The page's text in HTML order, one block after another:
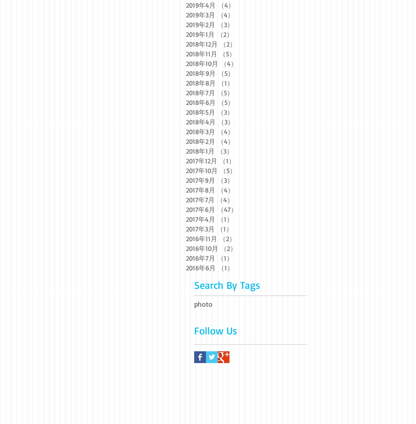
2019年4月
（4）
2019年3月
（4）
2019年2月
（3）
2019年1月
（2）
2018年12月
（2）
2018年11月
（5）
2018年10月
（4）
2018年9月
（5）
2018年8月
（1）
2018年7月
（5）
2018年6月
（5）
2018年5月
（3）
2018年4月
（3）
2018年3月
（4）
2018年2月
（4）
2018年1月
（3）
2017年12月
（1）
2017年10月
（5）
2017年9月
（3）
2017年8月
（4）
2017年7月
（4）
2017年6月
（47）
2017年4月
（1）
2017年3月
（1）
2016年11月
（2）
2016年10月
（2）
2016年7月
（1）
2016年6月
（1）
Search By Tags
photo
Follow Us